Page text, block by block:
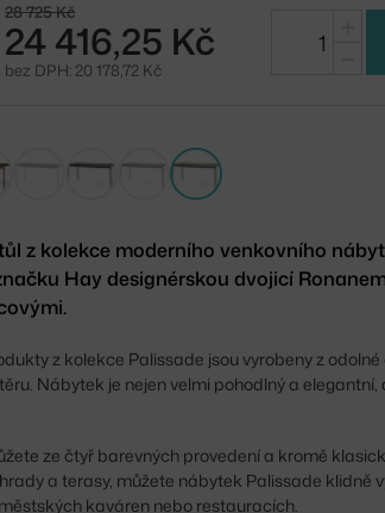
28 725 Kč
24 416,25 Kč
bez DPH: 20 178,72 Kč
z kolekce moderního venkovního
Hay designérskou dvojicí
z kolekce Palissade jsou vyrobeny z
Nábytek je nejen velmi pohodlný a
ze čtyř barevných provedení a kromě
a terasy, můžete nábytek Palissade klidně
kaváren nebo restauracích.